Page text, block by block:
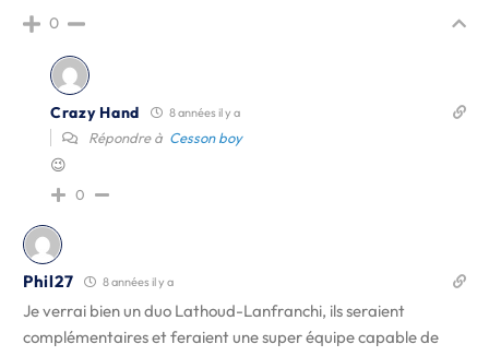
0
Crazy Hand 8 années il y a
Répondre à Cesson boy
😉
0
Phil27 8 années il y a
Je verrai bien un duo Lathoud-Lanfranchi, ils seraient
complémentaires et feraient une super équipe capable de